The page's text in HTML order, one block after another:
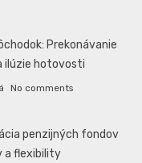
Prekonávanie
ilúzie hotovosti
No comments
penzijných fondov
a flexibility